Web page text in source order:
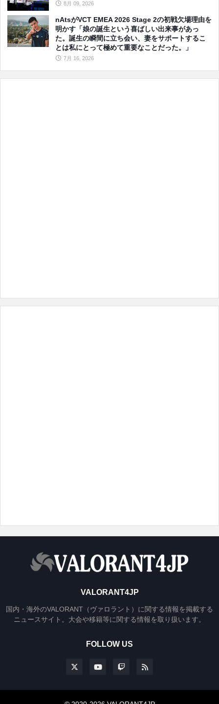
8月 09, 2026
nAtsがVCT EMEA 2026 Stage 2の初戦欠場理由を
明かす「娘の誕生という喜ばしい出来事があっ
た。誕生の瞬間に立ち会い、妻をサポートするこ
とは私にとって極めて重要なことだった。」
7月 16, 2026
VALORANT4JP
国内・海外のVALORANT（ヴァロラント）に関する情報を掲載する
ニュースサイト。大会や移籍等に関する情報を取り扱います。
FOLLOW US